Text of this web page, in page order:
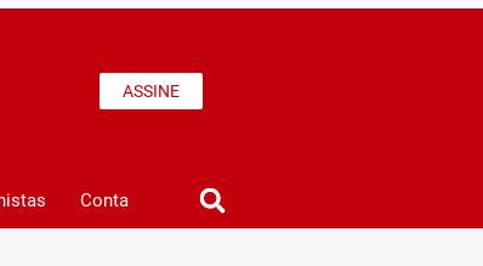
ASSINE
Conta